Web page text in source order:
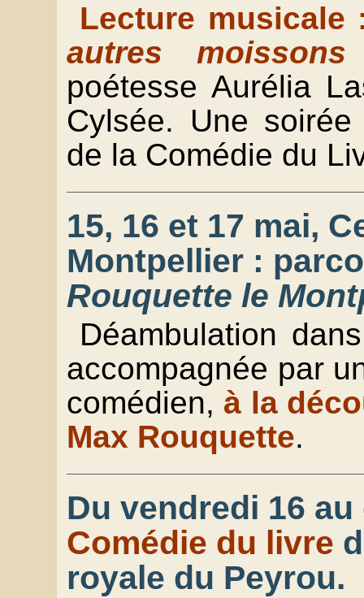
Lecture
autres
poétesse Aurélia
Cylsée. Une
de la Comédie du
15, 16 et 17 mai,
Montpellier :
Rouquette le
Déambulation
accompagnée par
comédien, à la
Max Rouquette.
Du vendredi 16
Comédie du livre
royale du Peyrou.